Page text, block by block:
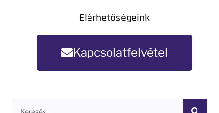
Elérhetőségeink
Kapcsolatfelvétel